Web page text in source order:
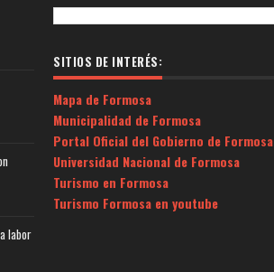
labor
SITIOS DE INTERÉS:
Mapa de Formosa
Municipalidad de Formosa
Portal Oficial del Gobierno de Formosa
Universidad Nacional de Formosa
Turismo en Formosa
Turismo Formosa en youtube